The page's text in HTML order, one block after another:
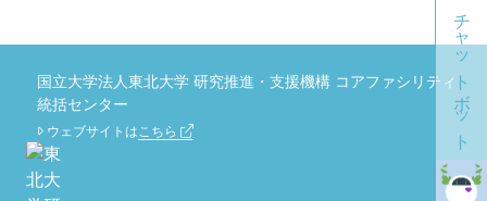
チャットボット
国立大学法人東北大学 研究推進・支援機構 コアファシリティ
統括センター
ウェブサイトはこちら